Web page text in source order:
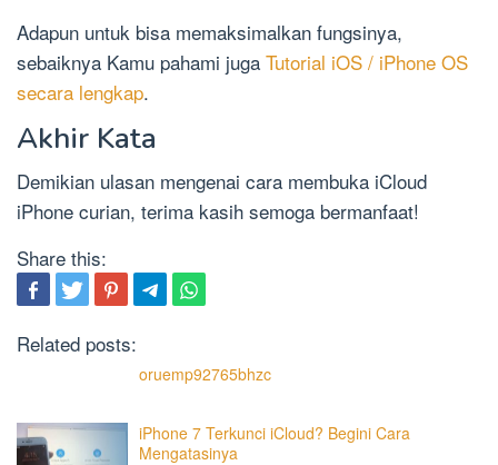
Adapun untuk bisa memaksimalkan fungsinya,
sebaiknya Kamu pahami juga Tutorial iOS / iPhone OS
secara lengkap.
Akhir Kata
Demikian ulasan mengenai cara membuka iCloud
iPhone curian, terima kasih semoga bermanfaat!
Share this:
Related posts:
oruemp92765bhzc
iPhone 7 Terkunci iCloud? Begini Cara
Mengatasinya